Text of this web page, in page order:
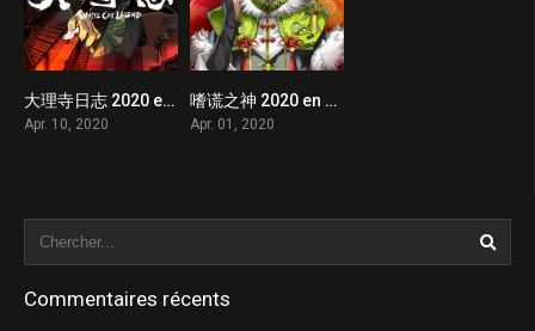
0大理寺日志 2020 en Streaming HD Gratuit !
Apr. 10, 2020
1
嗜谎之神 2020 en Streaming HD Gratuit !
Apr. 01, 2020
Commentaires récents